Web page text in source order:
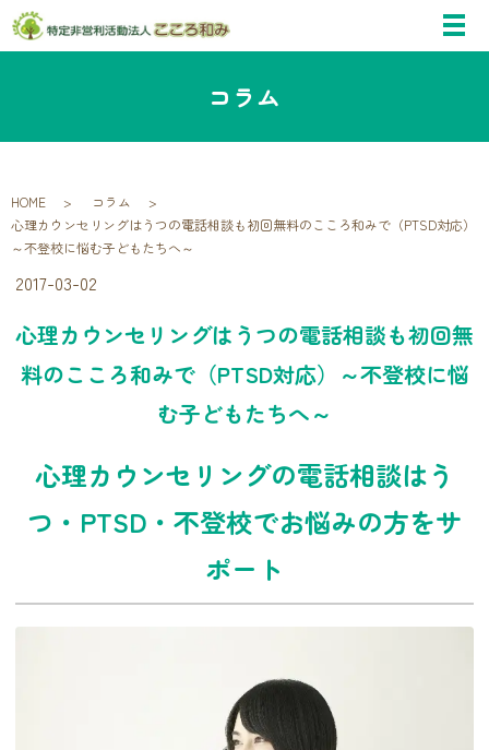
コラム
HOME
コラム
心理カウンセリングはうつの電話相談も初回無料のこころ和みで（PTSD対応）
～不登校に悩む子どもたちへ～
2017-03-02
心理カウンセリングはうつの電話相談も初回無
料のこころ和みで（PTSD対応）～不登校に悩
む子どもたちへ～
心理カウンセリングの電話相談はう
つ・PTSD・不登校でお悩みの方をサ
ポート